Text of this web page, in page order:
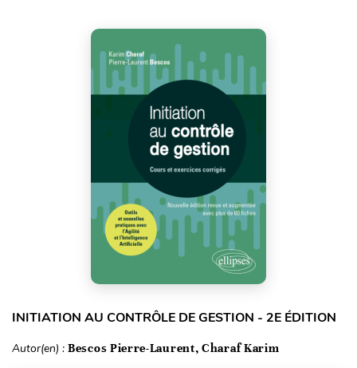
INITIATION AU CONTRÔLE DE GESTION - 2E ÉDITION
Autor(en) : Bescos Pierre-Laurent, Charaf Karim